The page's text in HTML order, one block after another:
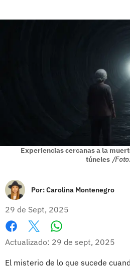
Experiencias cercanas a la
túneles /
Por:Carolina Montenegro
29 de Sept, 2025
Facebook
X
Actualizado: 29 de sept, 2025
El misterio de lo que sucede